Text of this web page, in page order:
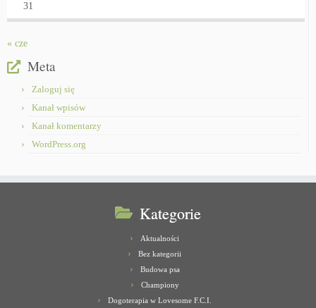
31
« cze
Meta
Zaloguj się
Kanał wpisów
Kanał komentarzy
WordPress.org
Kategorie
Aktualności
Bez kategorii
Budowa psa
Championy
Dogoterapia w Lovesome F.C.I.